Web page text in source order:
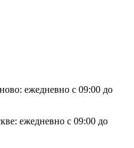
ежедневно с 09:00 до
ежедневно с 09:00 до